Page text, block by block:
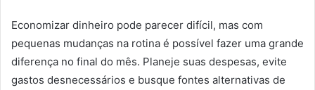
Economizar dinheiro pode parecer difícil, mas com
pequenas mudanças na rotina é possível fazer uma grande
diferença no final do mês. Planeje suas despesas, evite
gastos desnecessários e busque fontes alternativas de